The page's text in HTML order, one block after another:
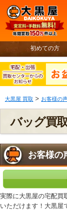
初めての方
大黒屋 買取 > お客様の
バッグ買
お客様の
実際に大黒屋の宅配買
いただけます！大黒屋